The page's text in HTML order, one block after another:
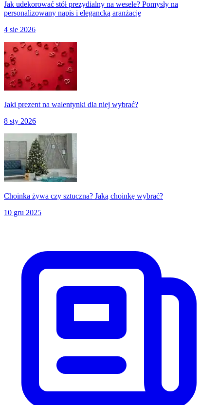
Jak udekorować stół prezydialny na wesele? Pomysły na
personalizowany napis i elegancką aranżację
4 sie 2026
Jaki prezent na walentynki dla niej wybrać?
8 sty 2026
Choinka żywa czy sztuczna? Jaką choinkę wybrać?
10 gru 2025